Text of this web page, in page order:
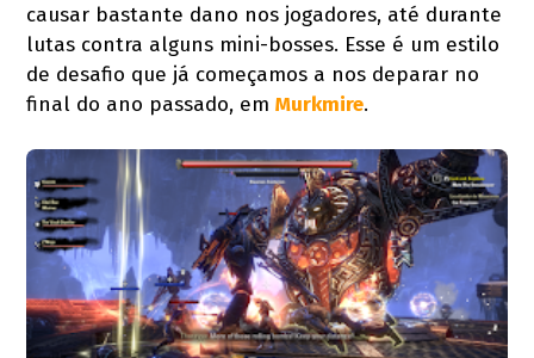
causar bastante dano nos jogadores, até durante
lutas contra alguns mini-bosses. Esse é um estilo
de desafio que já começamos a nos deparar no
final do ano passado, emMurkmire.